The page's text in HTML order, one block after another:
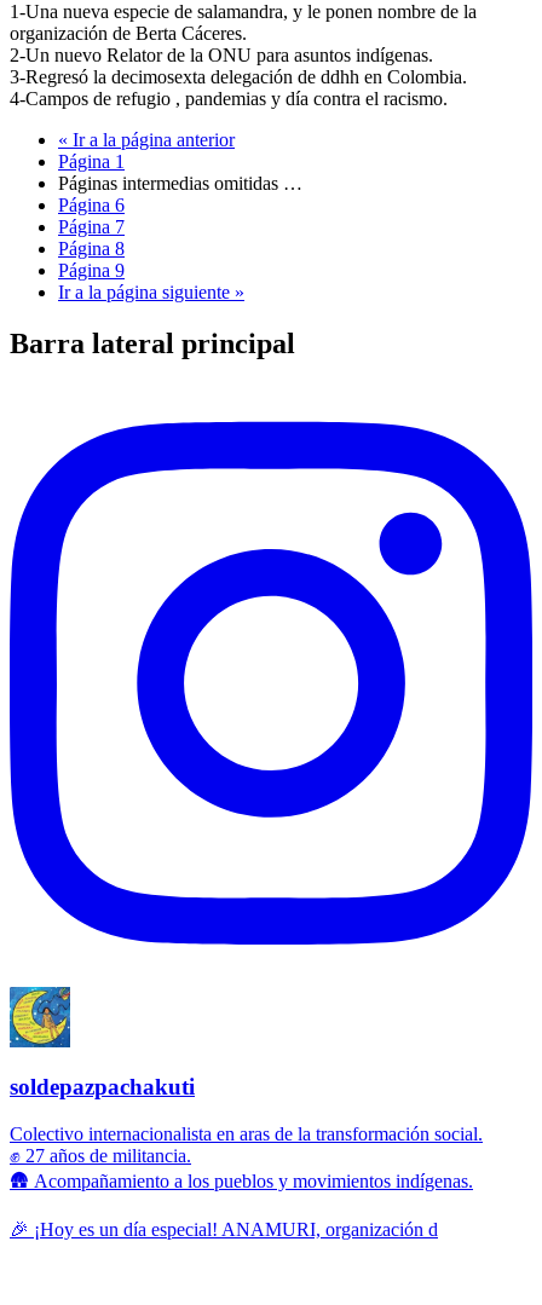
1-Una nueva especie de salamandra, y le ponen nombre de la
organización de Berta Cáceres.
2-Un nuevo Relator de la ONU para asuntos indígenas.
3-Regresó la decimosexta delegación de ddhh en Colombia.
4-Campos de refugio , pandemias y día contra el racismo.
« Ir a la página anterior
Página 1
Páginas intermedias omitidas …
Página 6
Página 7
Página 8
Página 9
Ir a la página siguiente »
Barra lateral principal
soldepazpachakuti
Colectivo internacionalista en aras de la transformación social.
✊ 27 años de militancia.
🛖 Acompañamiento a los pueblos y movimientos indígenas.
🎉 ¡Hoy es un día especial! ANAMURI, organización d